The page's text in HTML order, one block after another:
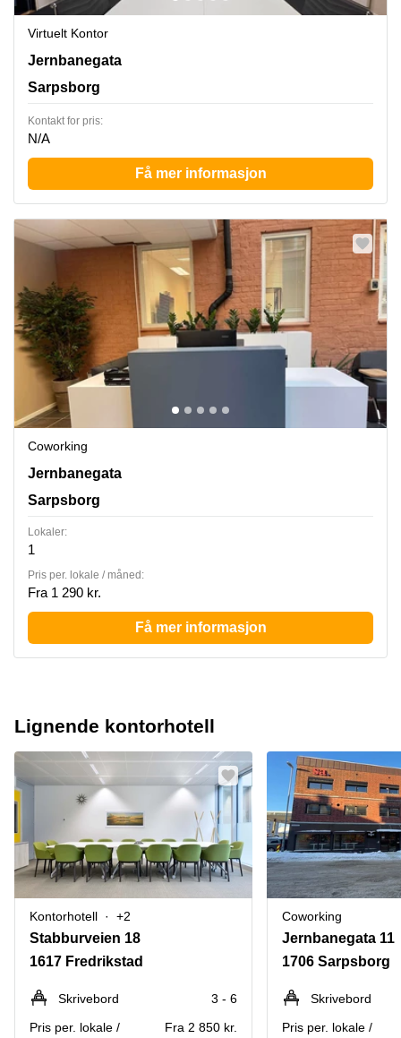
Virtuelt Kontor
Jernbanegata 11, Sarpsborg
Jernbanegata
Sarpsborg
Kontakt for pris:
N/A
Få mer informasjon
Coworking
Jernbanegata 11, Sarpsborg
Jernbanegata
Sarpsborg
Lokaler:
1
Pris per. lokale / måned:
Fra 1 290 kr.
Få mer informasjon
Lignende kontorhotell
Kontorhotell +2
Stabburveien 18
1617 Fredrikstad
Skrivebord
3 - 6
Pris per. lokale /
Fra 2 850 kr.
Coworking
Jernbanegata 11
1706 Sarpsborg
Skrivebord
Pris per. lokale /